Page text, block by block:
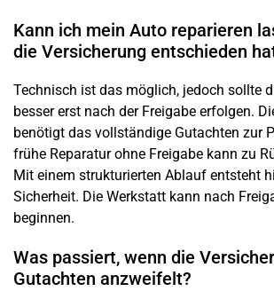
Kann ich mein Auto reparieren
die Versicherung entschieden
Technisch ist das möglich, jedoch sollte
besser erst nach der Freigabe erfolgen.
benötigt das vollständige Gutachten zur
frühe Reparatur ohne Freigabe kann zu
Mit einem strukturierten Ablauf entsteht
Sicherheit. Die Werkstatt kann nach
beginnen.
Was passiert, wenn die
Gutachten anzweifelt?